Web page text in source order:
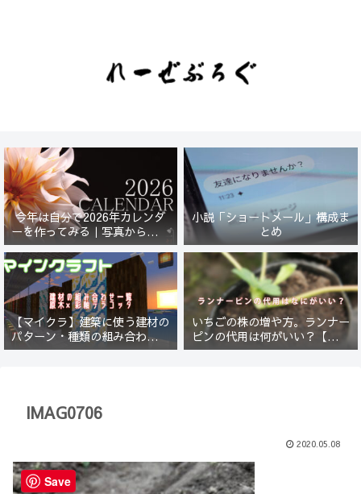
今年は自分で2026年カレンダ
ーを作ってみる｜写真から始ま
る小さなプロジェクト【一灯
花】
小説「ショートメール」構成ま
とめ
【マイクラ】建築に使う建材の
パターン・種類の組み合わせ一
覧！原木×彩釉テラコッタ編
いちごの株の増や方。ランナー
ピンの代用は何がいい？【５年
放置したイチゴは復活するの
IMAG0706
2020.05.08
Save